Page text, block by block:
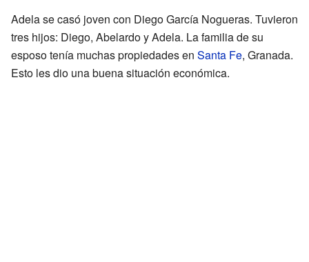
Adela se casó joven con Diego García Nogueras. Tuvieron
tres hijos: Diego, Abelardo y Adela. La familia de su
esposo tenía muchas propiedades en Santa Fe, Granada.
Esto les dio una buena situación económica.